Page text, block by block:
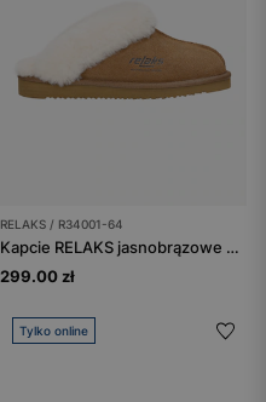
RELAKS / R34001-64
Kapcie RELAKS jasnobrązowe z wełną merino
299.00 zł
Tylko online